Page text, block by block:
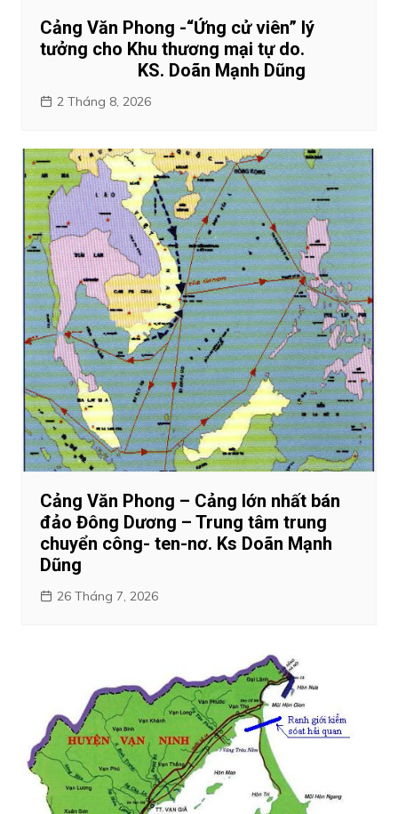
Cảng Văn Phong -“Ứng cử viên” lý
tưởng cho Khu thương mại tự do.
KS. Doãn Mạnh Dũng
2 Tháng 8, 2026
Cảng Văn Phong – Cảng lớn nhất bán
đảo Đông Dương – Trung tâm trung
chuyển công- ten-nơ. Ks Doãn Mạnh
Dũng
26 Tháng 7, 2026